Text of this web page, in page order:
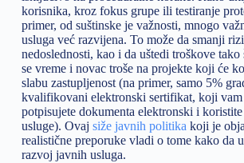
korisnika, kroz fokus grupe ili testiranje
primer, od suštinske je važnosti, mnogo
usluga već razvijena. To može da smanji
nedoslednosti, kao i da uštedi troškove tako
se vreme i novac troše na projekte koji će
slabu zastupljenost (na primer, samo 5%
kvalifikovani elektronski sertifikat, koji vam
potpisujete dokumenta elektronski i
usluge). Ovaj siže javnih politika koji je
realistične preporuke vladi o tome kako da
razvoj javnih usluga.